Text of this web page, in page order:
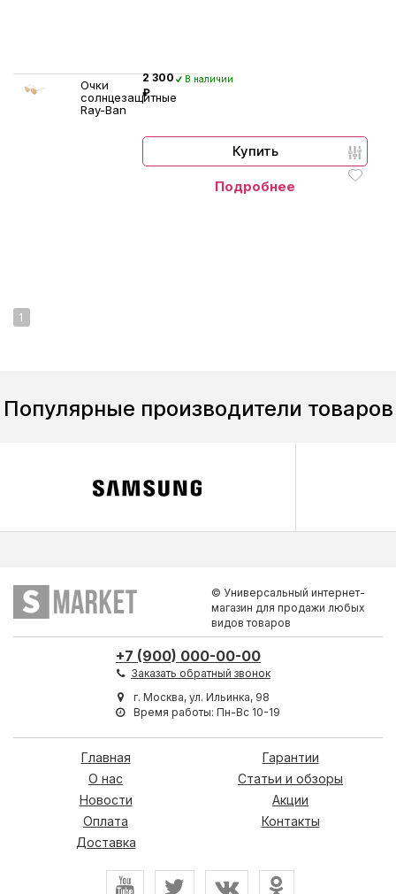
Очки
солнцезащитные
Ray-Ban
2 300
₽
В наличии
Купить
Подробнее
1
Популярные производители товаров
© Универсальный интернет-
магазин для продажи любых
видов товаров
+7 (900) 000-00-00
Заказать обратный звонок
г. Москва, ул. Ильинка, 98
Время работы: Пн-Вс 10-19
Главная
О нас
Новости
Оплата
Доставка
Гарантии
Статьи и обзоры
Акции
Контакты